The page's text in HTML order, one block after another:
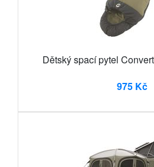
Dětský spací pytel
975 Kč